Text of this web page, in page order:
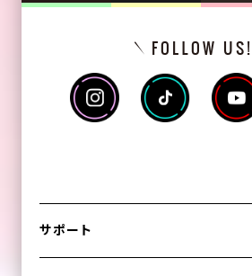
サポート